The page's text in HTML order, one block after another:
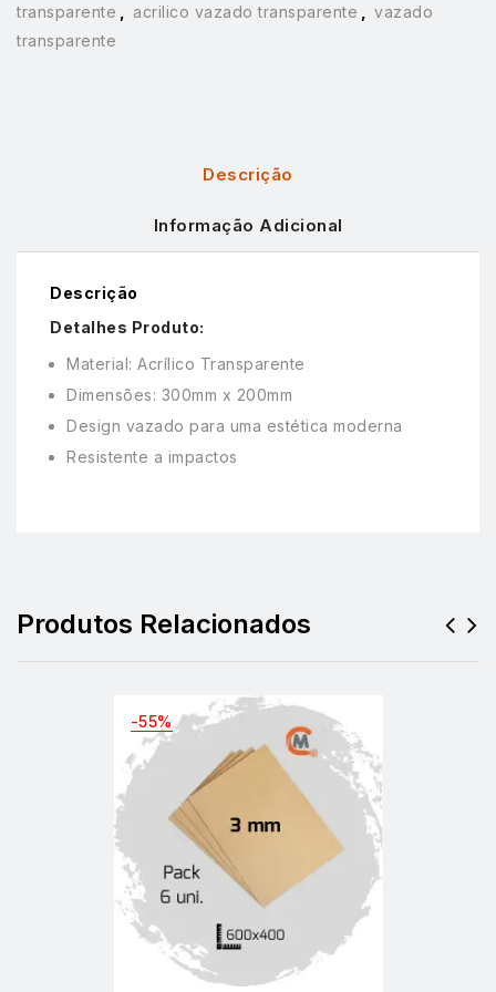
transparente
acrilico vazado transparente
vazado
transparente
Descrição
Informação Adicional
Descrição
Detalhes Produto:
Material: Acrílico Transparente
Dimensões: 300mm x 200mm
Design vazado para uma estética moderna
Resistente a impactos
Produtos Relacionados
-55%